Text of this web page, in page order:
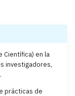
Científica) en la
investigadores,
.
prácticas de